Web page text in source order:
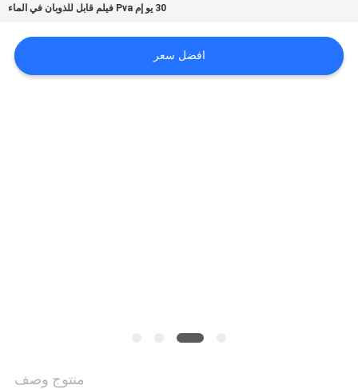
PRIVACY
POLICY
30 يو إم Pva فيلم قابل للذوبان في الماء
افضل سعر
منتوج وصف